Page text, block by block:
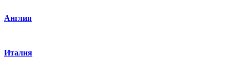
Англия
Италия